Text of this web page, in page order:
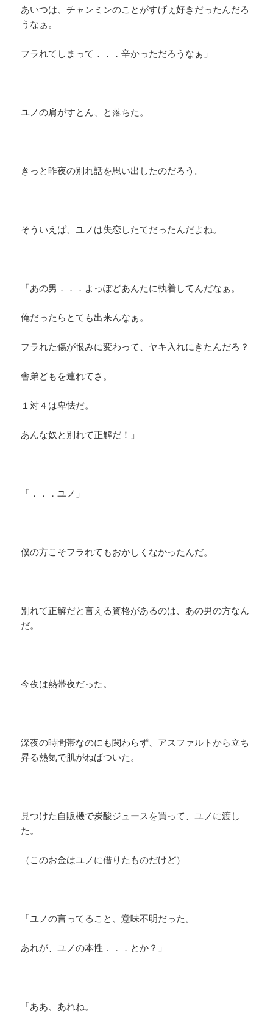
あいつは、チャンミンのことがすげぇ好きだったんだろ
うなぁ。
フラれてしまって．．．辛かっただろうなぁ」
ユノの肩がすとん、と落ちた。
きっと昨夜の別れ話を思い出したのだろう。
そういえば、ユノは失恋したてだったんだよね。
「あの男．．．よっぽどあんたに執着してんだなぁ。
俺だったらとても出来んなぁ。
フラれた傷が恨みに変わって、ヤキ入れにきたんだろ？
舎弟どもを連れてさ。
１対４は卑怯だ。
あんな奴と別れて正解だ！」
「．．．ユノ」
僕の方こそフラれてもおかしくなかったんだ。
別れて正解だと言える資格があるのは、あの男の方なん
だ。
今夜は熱帯夜だった。
深夜の時間帯なのにも関わらず、アスファルトから立ち
昇る熱気で肌がねばついた。
見つけた自販機で炭酸ジュースを買って、ユノに渡し
た。
（このお金はユノに借りたものだけど）
「ユノの言ってること、意味不明だった。
あれが、ユノの本性．．．とか？」
「ああ、あれね。